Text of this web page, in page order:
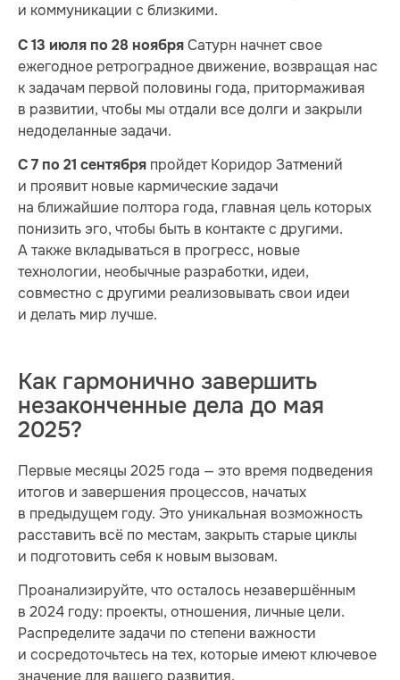
и коммуникации с близкими.
С 13 июля по 28 ноября Сатурн начнет свое
ежегодное ретроградное движение, возвращая нас
к задачам первой половины года, притормаживая
в развитии, чтобы мы отдали все долги и закрыли
недоделанные задачи.
С 7 по 21 сентября пройдет Коридор Затмений
и проявит новые кармические задачи
на ближайшие полтора года, главная цель которых
понизить эго, чтобы быть в контакте с другими.
А также вкладываться в прогресс, новые
технологии, необычные разработки, идеи,
совместно с другими реализовывать свои идеи
и делать мир лучше.
Как гармонично завершить
незаконченные дела до мая
2025?
Первые месяцы 2025 года — это время подведения
итогов и завершения процессов, начатых
в предыдущем году. Это уникальная возможность
расставить всё по местам, закрыть старые циклы
и подготовить себя к новым вызовам.
Проанализируйте, что осталось незавершённым
в 2024 году: проекты, отношения, личные цели.
Распределите задачи по степени важности
и сосредоточьтесь на тех, которые имеют ключевое